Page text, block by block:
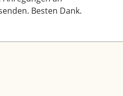
Besten Dank.